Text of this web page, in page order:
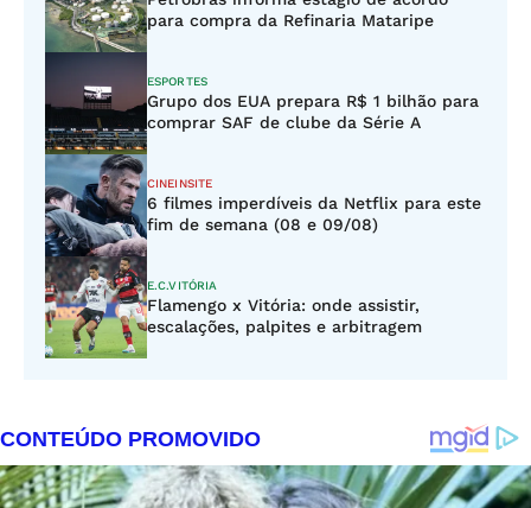
para compra da Refinaria Mataripe
ESPORTES
Grupo dos EUA prepara R$ 1 bilhão para
comprar SAF de clube da Série A
CINEINSITE
6 filmes imperdíveis da Netflix para este
fim de semana (08 e 09/08)
E.C.VITÓRIA
Flamengo x Vitória: onde assistir,
escalações, palpites e arbitragem